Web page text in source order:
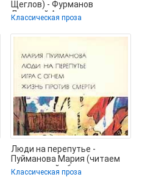
Щеглов) - Фурманов
Дмитрий Андреевич
(читаем книги онлайн
Классическая проза
Люди на перепутье -
Пуйманова Мария (читаем
книги онлайн бесплатно
Классическая проза